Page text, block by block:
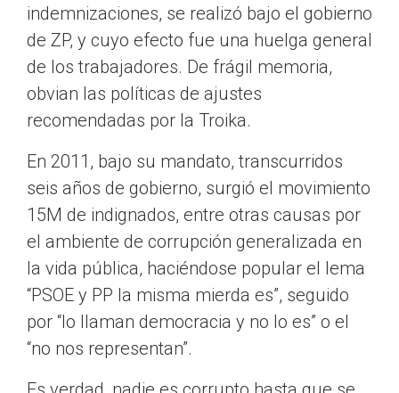
indemnizaciones, se realizó bajo el gobierno
de ZP, y cuyo efecto fue una huelga general
de los trabajadores. De frágil memoria,
obvian las políticas de ajustes
recomendadas por la Troika.
En 2011, bajo su mandato, transcurridos
seis años de gobierno, surgió el movimiento
15M de indignados, entre otras causas por
el ambiente de corrupción generalizada en
la vida pública, haciéndose popular el lema
“PSOE y PP la misma mierda es”, seguido
por “lo llaman democracia y no lo es” o el
“no nos representan”.